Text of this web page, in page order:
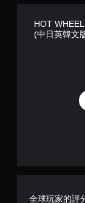
HOT
(中日英韓文
全球玩家的評